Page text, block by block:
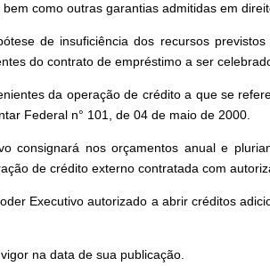
como outras garantias admitidas em
de insuficiência dos recursos
do contrato de empréstimo a ser
da operação de crédito a que se
Federal n° 101, de 04 de maio de 2000.
consignará nos orçamentos anual e
de crédito externo contratada com
Executivo autorizado a abrir créditos
na data de sua publicação.